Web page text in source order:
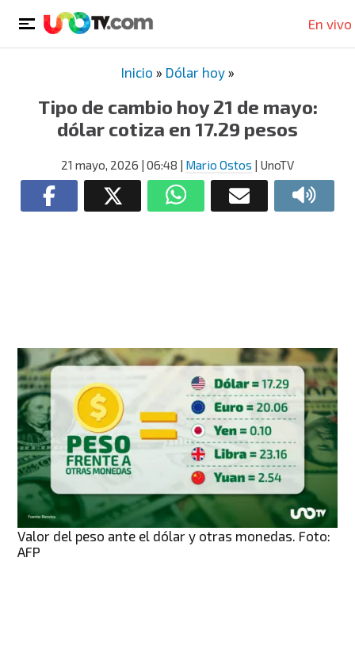
En vivo
Inicio » Dólar hoy»
Tipo de cambio hoy 21 de mayo:
dólar cotiza en 17.29 pesos
21 mayo, 2026 | 06:48 | Mario Ostos | UnoTV
Valor del peso ante el dólar y otras monedas. Foto:
AFP